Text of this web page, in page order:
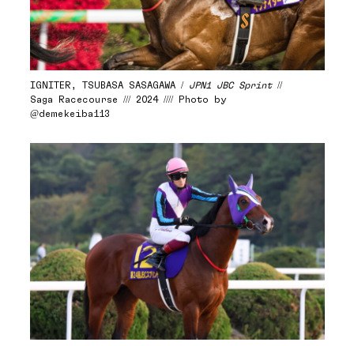
IGNITER, TSUBASA SASAGAWA / JPN1 JBC Sprint//
Saga Racecourse /// 2024 //// Photo by
@demekeiba113